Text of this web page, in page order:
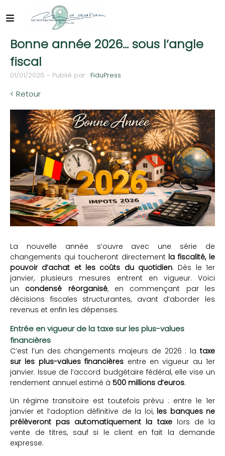
Bonne année 2026… sous l’angle
fiscal
01/01/2026 - Publié par : FiduPress
< Retour
La nouvelle année s’ouvre avec une série de
changements qui toucheront directement la fiscalité, le
pouvoir d’achat et les coûts du quotidien. Dès le 1er
janvier, plusieurs mesures entrent en vigueur. Voici
un condensé réorganisé, en commençant par les
décisions fiscales structurantes, avant d’aborder les
revenus et enfin les dépenses.
Entrée en vigueur de la taxe sur les plus-values
financières
C’est l’un des changements majeurs de 2026 : la taxe
sur les plus-values financières entre en vigueur au 1er
janvier. Issue de l’accord budgétaire fédéral, elle vise un
rendement annuel estimé à 500 millions d’euros.
Un régime transitoire est toutefois prévu : entre le 1er
janvier et l’adoption définitive de la loi, les banques ne
prélèveront pas automatiquement la taxelors de la
vente de titres, sauf si le client en fait la demande
expresse.